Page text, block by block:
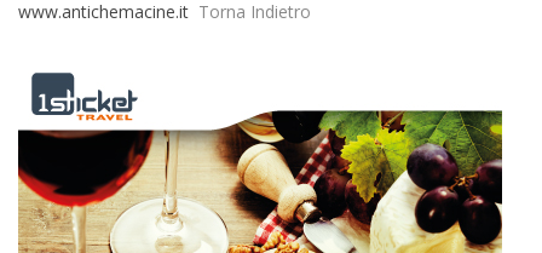
www.antichemacine.it Torna Indietro